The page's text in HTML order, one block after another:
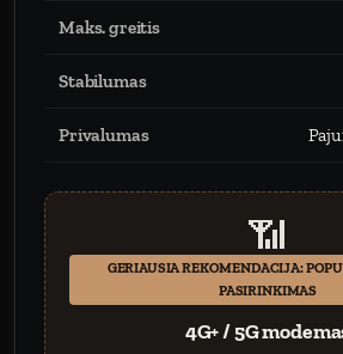
Maks. greitis
Stabilumas
Privalumas
📶
GERIAUSIA REKOMENDACIJA:
PASIRINKIMAS
4G+ / 5G